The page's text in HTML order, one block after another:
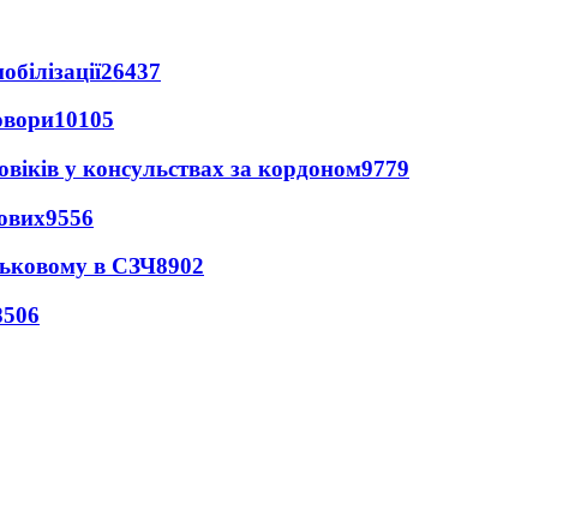
26437
10105
у консульствах за кордоном9779
9556
в СЗЧ8902